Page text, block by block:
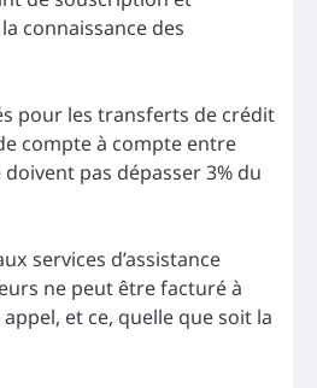
connaissance des
pour les transferts de crédit
compte à compte entre
pas dépasser 3% du
services d’assistance
ne peut être facturé à
appel, et ce, quelle que soit la